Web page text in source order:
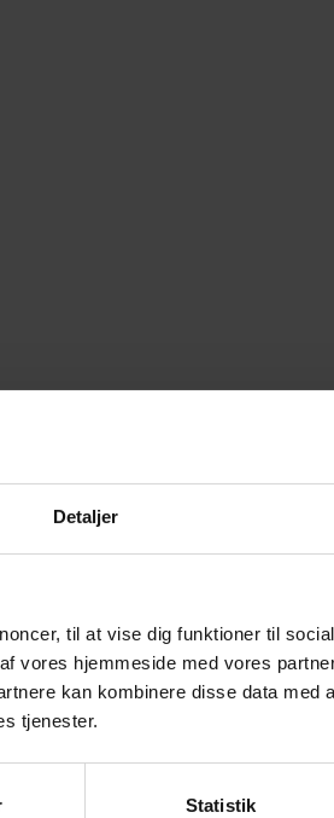
Detaljer
til at vise dig funktioner til
vores hjemmeside med vores
kan kombinere disse data med
tjenester.
Statistik